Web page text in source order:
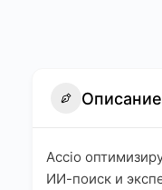
Описание
Accio
ИИ-поиск и